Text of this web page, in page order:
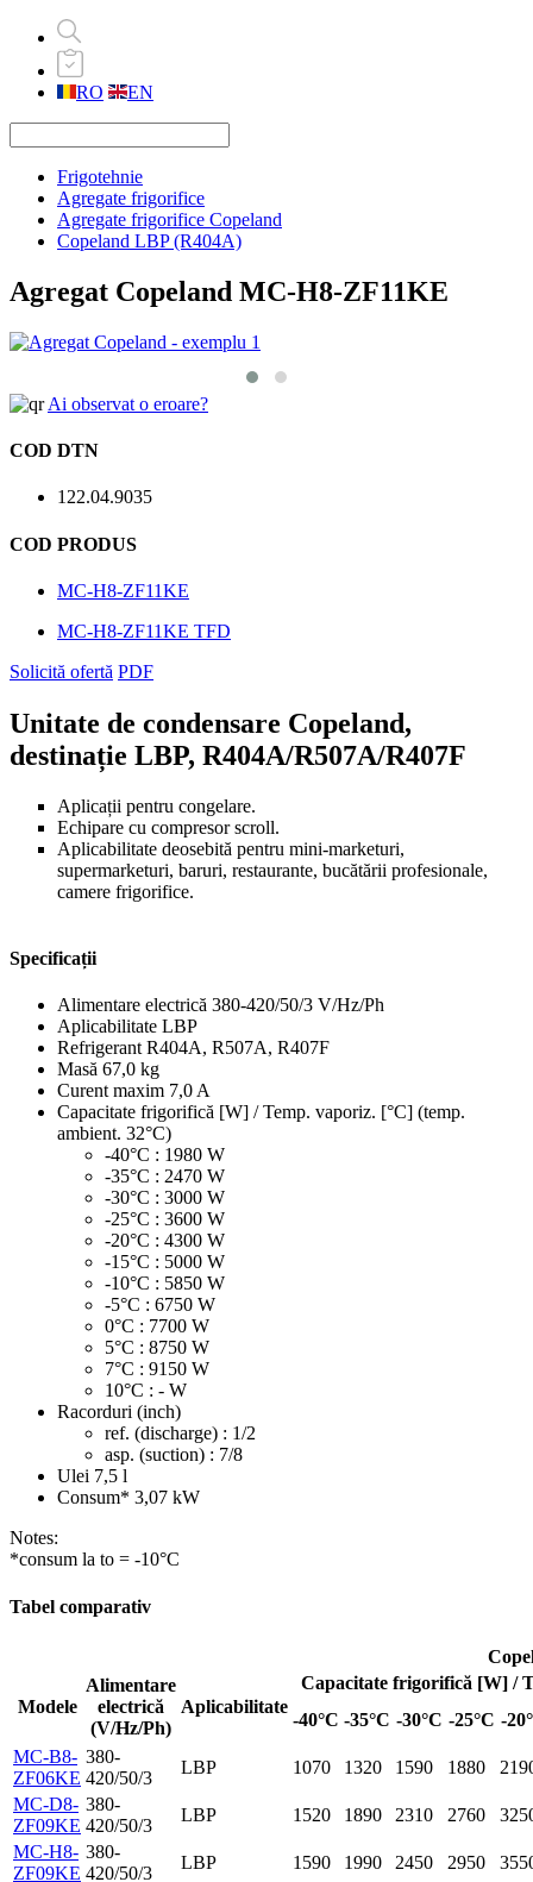
RO EN
Frigotehnie
Agregate frigorifice
Agregate frigorifice Copeland
Copeland LBP (R404A)
Agregat Copeland MC-H8-ZF11KE
Ai observat o eroare?
COD DTN
122.04.9035
COD PRODUS
MC-H8-ZF11KE
MC-H8-ZF11KE TFD
Solicită ofertă PDF
Unitate de condensare Copeland,
destinație LBP, R404A/R507A/R407F
Aplicații pentru congelare.
Echipare cu compresor scroll.
Aplicabilitate deosebită pentru mini-marketuri,
supermarketuri, baruri, restaurante, bucătării profesionale,
camere frigorifice.
Specificații
Alimentare electrică 380-420/50/3 V/Hz/Ph
Aplicabilitate LBP
Refrigerant R404A, R507A, R407F
Masă 67,0 kg
Curent maxim 7,0 A
Capacitate frigorifică [W] / Temp. vaporiz. [°C] (temp.
ambient. 32°C)
-40°C : 1980 W
-35°C : 2470 W
-30°C : 3000 W
-25°C : 3600 W
-20°C : 4300 W
-15°C : 5000 W
-10°C : 5850 W
-5°C : 6750 W
0°C : 7700 W
5°C : 8750 W
7°C : 9150 W
10°C : - W
Racorduri (inch)
ref. (discharge) : 1/2
asp. (suction) : 7/8
Ulei 7,5 l
Consum* 3,07 kW
Notes:
*consum la to = -10°C
Tabel comparativ
Modele
Alimentare
electrică
(V/Hz/Ph)
Aplicabilitate
Capacitate frigorifică [W] /
-40°C -35°C -30°C -25°C -
MC-B8-
ZF06KE
380-
420/50/3
LBP 1070 1320 1590 1880
MC-D8-
ZF09KE
380-
420/50/3
LBP 1520 1890 2310 2760
MC-H8-
ZF09KE
380-
420/50/3
LBP 1590 1990 2450 2950